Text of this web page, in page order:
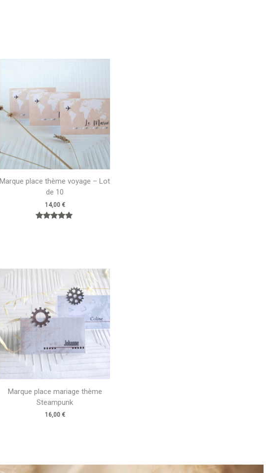
Marque place thème voyage – Lot
de 10
14,00 €
Marque place mariage thème
Steampunk
16,00 €